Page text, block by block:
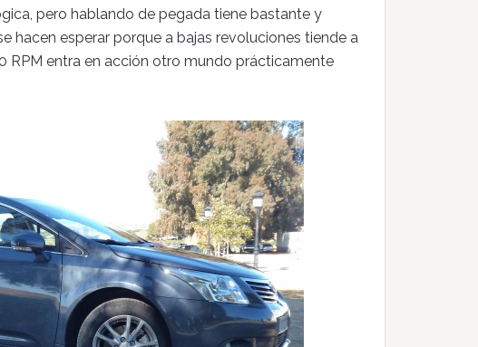
pero hablando de pegada tiene bastante y
hacen esperar porque a bajas revoluciones tiende a
RPM entra en acción otro mundo prácticamente